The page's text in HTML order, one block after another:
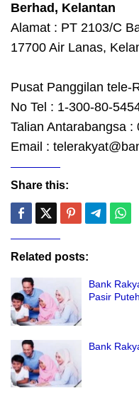
Berhad, Kelantan
Alamat : PT 2103/C
17700 Air Lanas,
Pusat Panggilan tele-
No Tel : 1-300-80-
Talian Antarabangsa :
Email :
Share this:
Related posts:
Bank
Pasir
Bank